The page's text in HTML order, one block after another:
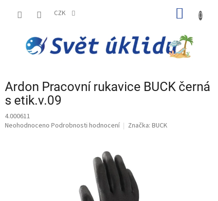
CZK
Ardon Pracovní rukavice BUCK černá
s etik.v.09
4.000611
Průměrné
Neohodnoceno Podrobnosti hodnocení Značka: BUCK